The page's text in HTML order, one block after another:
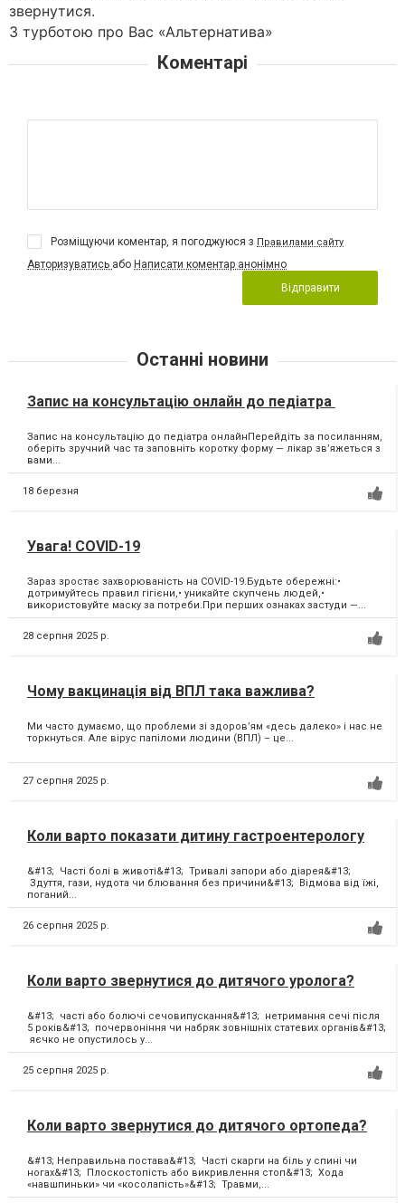
звернутися.
З турботою про Вас «Альтернатива»
Коментарі
Розміщуючи коментар, я погоджуюся з Правилами сайту
Авторизуватись або Написати коментар анонімно
Відправити
Останні новини
Запис на консультацію онлайн до педіатра
Запис на консультацію до педіатра онлайнПерейдіть за посиланням,
оберіть зручний час та заповніть коротку форму — лікар зв’яжеться з
вами...
18 березня
Увага! COVID-19
Зараз зростає захворюваність на COVID-19.Будьте обережні:•
дотримуйтесь правил гігієни,• уникайте скупчень людей,•
використовуйте маску за потреби.При перших ознаках застуди —...
28 серпня 2025 р.
Чому вакцинація від ВПЛ така важлива?
Ми часто думаємо, що проблеми зі здоров’ям «десь далеко» і нас не
торкнуться. Але вірус папіломи людини (ВПЛ) – це...
27 серпня 2025 р.
Коли варто показати дитину гастроентерологу
&#13; Часті болі в животі&#13; Тривалі запори або діарея&#13;
Здуття, гази, нудота чи блювання без причини&#13; Відмова від їжі,
поганий...
26 серпня 2025 р.
Коли варто звернутися до дитячого уролога?
&#13; часті або болючі сечовипускання&#13; нетримання сечі після
5 років&#13; почервоніння чи набряк зовнішніх статевих органів&#13;
яєчко не опустилось у...
25 серпня 2025 р.
Коли варто звернутися до дитячого ортопеда?
&#13; Неправильна постава&#13; Часті скарги на біль у спині чи
ногах&#13; Плоскостопість або викривлення стоп&#13; Хода
«навшпиньки» чи «косолапість»&#13; Травми,...